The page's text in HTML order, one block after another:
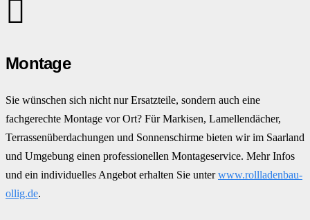
Montage
Sie wünschen sich nicht nur Ersatzteile, sondern auch eine
fachgerechte Montage vor Ort? Für Markisen, Lamellendächer,
Terrassenüberdachungen und Sonnenschirme bieten wir im Saarland
und Umgebung einen professionellen Montageservice. Mehr Infos
und ein individuelles Angebot erhalten Sie unterwww.rollladenbau-
ollig.de.